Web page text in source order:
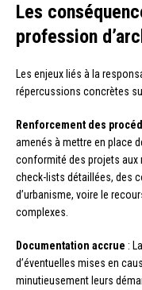
Les
profession
Les enjeux liés à la
répercussions concrètes
Renforcement des
amenés à mettre en place
conformité des projets aux
check-lists détaillées, des
d’urbanisme, voire le
complexes.
Documentation accrue :
d’éventuelles mises en
minutieusement leurs